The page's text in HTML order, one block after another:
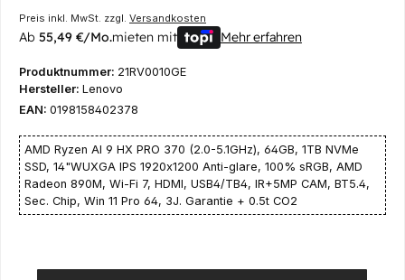
Preis inkl. MwSt. zzgl. Versandkosten
Ab 55,49 €/Mo.mieten mit Mehr erfahren
Produktnummer: 21RV0010GE
Hersteller: Lenovo
EAN: 0198158402378
AMD Ryzen AI 9 HX PRO 370 (2.0-5.1GHz), 64GB, 1TB NVMe
SSD, 14"WUXGA IPS 1920x1200 Anti-glare, 100% sRGB, AMD
Radeon 890M, Wi-Fi 7, HDMI, USB4/TB4, IR+5MP CAM, BT5.4,
Sec. Chip, Win 11 Pro 64, 3J. Garantie + 0.5t CO2